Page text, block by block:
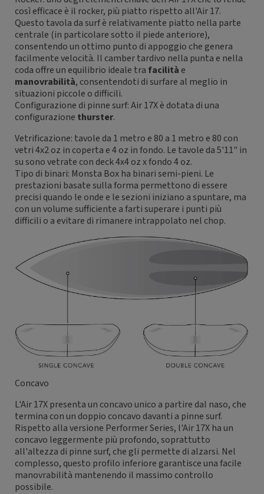
così efficace è il rocker, più piatto rispetto all'Air 17.
Questo tavola da surf è relativamente piatto nella parte
centrale (in particolare sotto il piede anteriore),
consentendo un ottimo punto di appoggio che genera
facilmente velocità. Il camber tardivo nella punta e nella
coda offre un equilibrio ideale tra facilità e
manovrabilità, consentendoti di surfare al meglio in
situazioni piccole o difficili.
Configurazione di pinne surf: Air 17X è dotata di una
configurazione thurster.
Vetrificazione: tavole da 1 metro e 80 a 1 metro e 80 con
vetri 4x2 oz in coperta e 4 oz in fondo. Le tavole da 5'11" in
su sono vetrate con deck 4x4 oz x fondo 4 oz.
Tipo di binari: Monsta Box ha binari semi-pieni. Le
prestazioni basate sulla forma permettono di essere
precisi quando le onde e le sezioni iniziano a spuntare, ma
con un volume sufficiente a farti superare i punti più
difficili o a evitare di rimanere intrappolato nel chop.
Concavo
L'Air 17X presenta un concavo unico a partire dal naso, che
termina con un doppio concavo davanti a pinne surf.
Rispetto alla versione Performer Series, l'Air 17X ha un
concavo leggermente più profondo, soprattutto
all'altezza di pinne surf, che gli permette di alzarsi. Nel
complesso, questo profilo inferiore garantisce una facile
manovrabilità mantenendo il massimo controllo
possibile.